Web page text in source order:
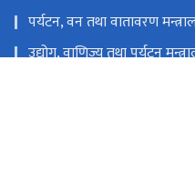
पर्यटन, वन तथा वातावरण
उद्योग, वाणिज्य तथा पर्यटन